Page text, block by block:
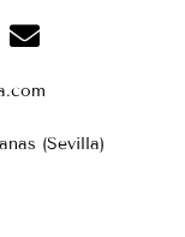
(Sevilla)